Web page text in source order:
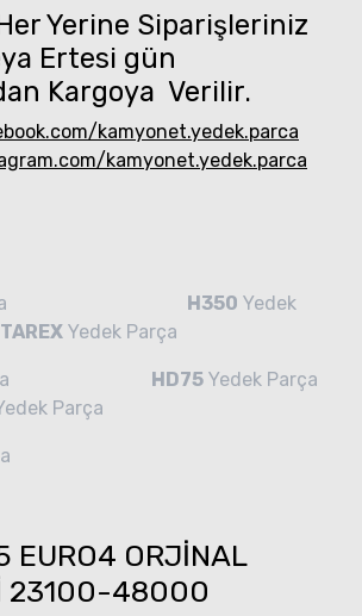
Yerine Siparişleriniz
Ertesi gün
Kargoya Verilir.
kamyonet.yedek.parca
kamyonet.yedek.parca
Parça H350 Yedek
Yedek Parça
HD75 Yedek Parça
Parça
EURO4 ORJİNAL
23100-48000